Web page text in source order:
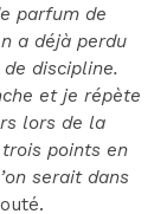
parfum de
a déjà perdu
discipline.
et je répète
lors de la
points en
serait dans